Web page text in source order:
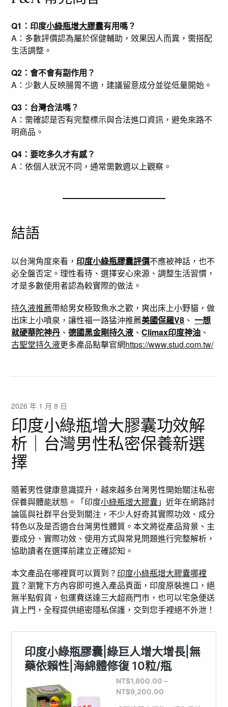
Q1：印度小綠瓶增大膠囊有用嗎？
A：多數評價認為屬於保健輔助，效果因人而異，需搭配
生活調整。
Q2：會不會有副作用？
A：少數人反映腸胃不適，建議留意成分並從低量開始。
Q3：台灣合法嗎？
A：需確認是否有完整標示與合法進口資訊，避免來路不
明商品。
Q4：要吃多久才有感？
A：依個人狀況不同，通常需數週以上觀察。
結語
以台灣角度來看， 印度小綠瓶膠囊評價不應被神話，也不
必全盤否定。理性看待、選擇安心來源、調整生活習慣，
才是多數使用者認為較實際的做法。
持久液推薦帶給男女極致魚水之歡，爽出床上小野貓，做
出床上小噴泉，讓性福一路猛沖推薦美國保羅V8 、一想
就硬華陀神丹 、德國黑金剛持久液 、Climax印度神油 、
古聖堂持久液更多產品點擊官網https://www.stud.com.tw/
2026 年 1 月 8 日
印度小綠瓶增大膠囊功效解
析｜台灣男性私密保養新選
擇
隨著男性健康意識提升，越來越多台灣男性開始關注私密
保養與體能狀態。「印度小綠瓶增大膠囊」近年在網路討
論區與社群平台受到關注，不少人好奇其實際功效、成分
特色以及是否適合台灣男性體質。本文將從產品背景、主
要成分、實際功效、使用方式與常見問題進行完整解析，
協助讀者在選擇前建立正確認知。
本文產品在哪裡買可以買到？ 印度小綠瓶增大膠囊哪裡
買 ？瀏覽下方內容即可進入產品頁面，印度原裝進口，絕
無半點假貨，包運費送達三大超商門市，也可以宅急便送
貨上門，全程提供絕密隱私保護，交到您手裡絕不外泄！